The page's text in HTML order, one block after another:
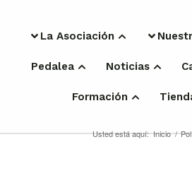
La Asociación
Pedalea Noticias
Formación
Usted está aquí: Inicio /